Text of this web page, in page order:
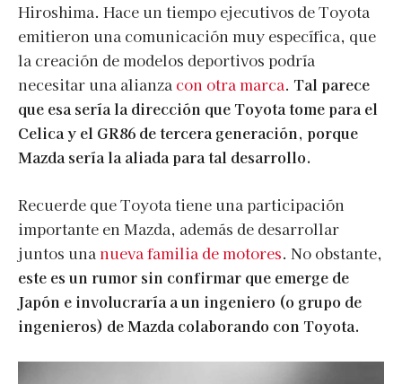
Hiroshima. Hace un tiempo ejecutivos de Toyota
emitieron una comunicación muy específica, que
la creación de modelos deportivos podría
necesitar una alianza con otra marca. Tal parece
que esa sería la dirección que Toyota tome para el
Celica y el GR86 de tercera generación, porque
Mazda sería la aliada para tal desarrollo.
Recuerde que Toyota tiene una participación
importante en Mazda, además de desarrollar
juntos unanueva familia de motores. No obstante,
este es un rumor sin confirmar que emerge de
Japón e involucraría a un ingeniero (o grupo de
ingenieros) de Mazda colaborando con Toyota.